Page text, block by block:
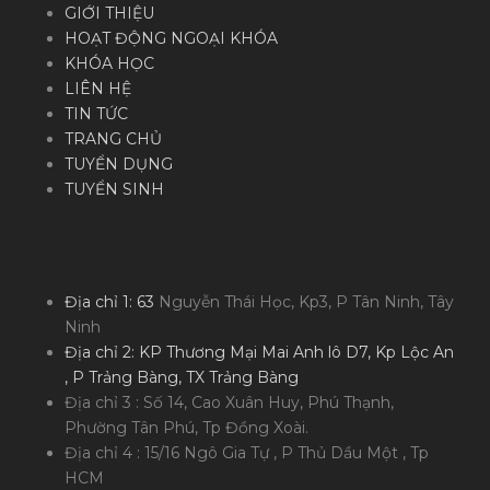
GIỚI THIỆU
HOẠT ĐỘNG NGOẠI KHÓA
KHÓA HỌC
LIÊN HỆ
TIN TỨC
TRANG CHỦ
TUYỂN DỤNG
TUYỂN SINH
Địa chỉ 1: 63 Nguyễn Thái Học, Kp3, P Tân Ninh, Tây
Ninh
Địa chỉ 2: KP Thương Mại Mai Anh lô D7, Kp Lộc An
, P Trảng Bàng, TX Trảng Bàng
Địa chỉ 3 : Số 14, Cao Xuân Huy, Phú Thạnh,
Phường Tân Phú, Tp Đồng Xoài.
Địa chỉ 4 : 15/16 Ngô Gia Tự , P Thủ Dầu Một , Tp
HCM